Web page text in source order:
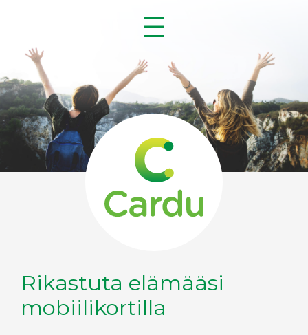
Rikastuta elämääsi
mobiilikortilla